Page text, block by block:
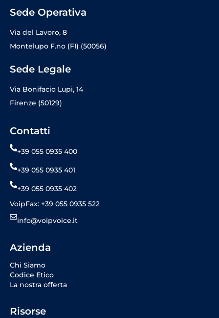
Sede Operativa
Via del Lavoro, 8
Montelupo F.no (FI) (50056)
Sede Legale
Via Bonifacio Lupi, 14
Firenze (50129)
Contatti
+39 055 0935 400
+39 055 0935 401
+39 055 0935 402
VoipFax: +39 055 0935 522
info@voipvoice.it
Azienda
Chi Siamo
Codice Etico
La nostra offerta
Risorse